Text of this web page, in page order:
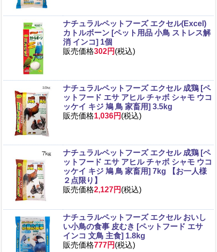
ナチュラルペットフーズ エクセル(Excel)
カトルボーン [ペット用品 小鳥 ストレス解
消 インコ] 1個
販売価格302円 (税込)
ナチュラルペットフーズ エクセル 成鶏 [ペ
ットフード エサ アヒル チャボ シャモ ウコ
ッケイ キジ 鳩 鳥 家畜用] 3.5kg
販売価格1,036円 (税込)
ナチュラルペットフーズ エクセル 成鶏 [ペ
ットフード エサ アヒル チャボ シャモ ウコ
ッケイ キジ 鳩 鳥 家畜用] 7kg 【お一人様
２点限り】
販売価格2,127円 (税込)
ナチュラルペットフーズ エクセル おいし
い小鳥の食事 皮むき [ペットフード エサ
インコ 文鳥 主食] 1.8kg
販売価格777円 (税込)